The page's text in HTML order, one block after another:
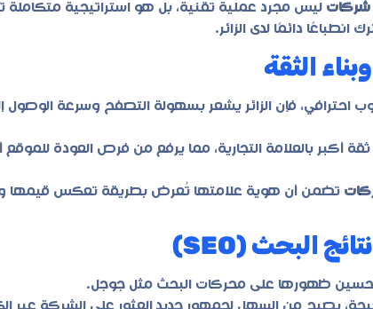
شركات ليس مجرد عملية تقنية، بل هو استراتيجية متكاملة
دائمًا لدى الزائر.
احترافي، فإن الزائر يشعر بسهولة التصفح وسرعة الوصول
ثقة أكبر بالعلامة التجارية، مما يرفع من فرص العودة للموقع
تضمن أن هوية علامتها تُعرض بطريقة تعكس قيمها
ظهورها على محركات البحث مثل جوجل.